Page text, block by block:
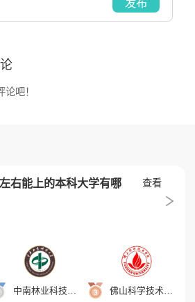
发布
吧！
右能上的本科大学有哪 查看
中南林业科技大学 佛山科学技术学院